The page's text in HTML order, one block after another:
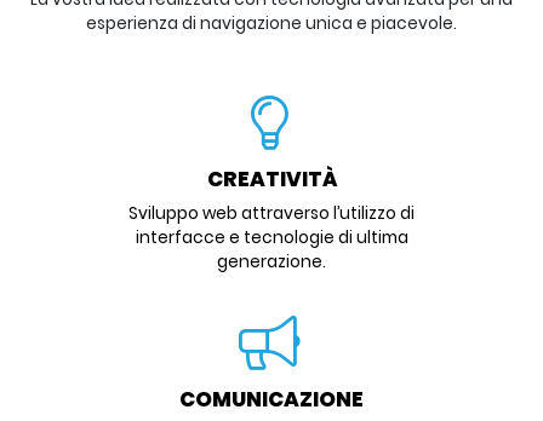
esperienza di navigazione unica e piacevole.
CREATIVITÀ
Sviluppo web attraverso l’utilizzo di
interfacce e tecnologie di ultima
generazione.
COMUNICAZIONE